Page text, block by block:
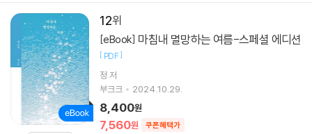
12
[eBook] 마침내 멸망하는 여름-스페셜 에디션
[ PDF]
정 저
부크크
2024.10.29.
7,560원 쿠폰혜택가
8,400원